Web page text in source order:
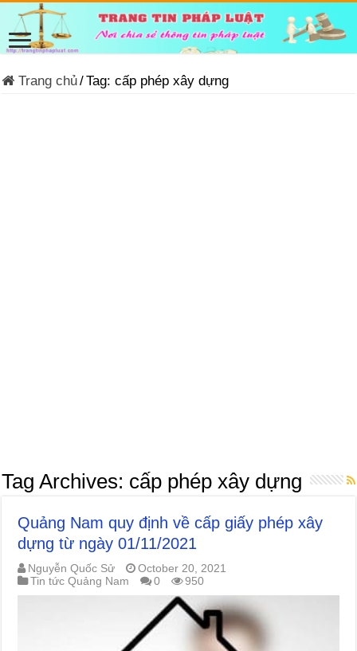
Trang chủ/Tag:cấp phép xây dựng
Tag Archives: cấp phép xây dựng
Quảng Nam quy định về cấp giấy phép xây
dựng từ ngày 01/11/2021
Nguyễn Quốc Sử
October 20, 2021
Tin tức Quảng Nam
0 950